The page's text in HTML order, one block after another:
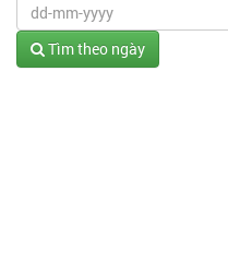
Tìm theo ngày